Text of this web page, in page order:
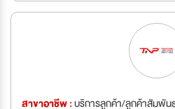
สาขาอาชีพ :บริการลูกค้า/ลูกค้าสัมพัน